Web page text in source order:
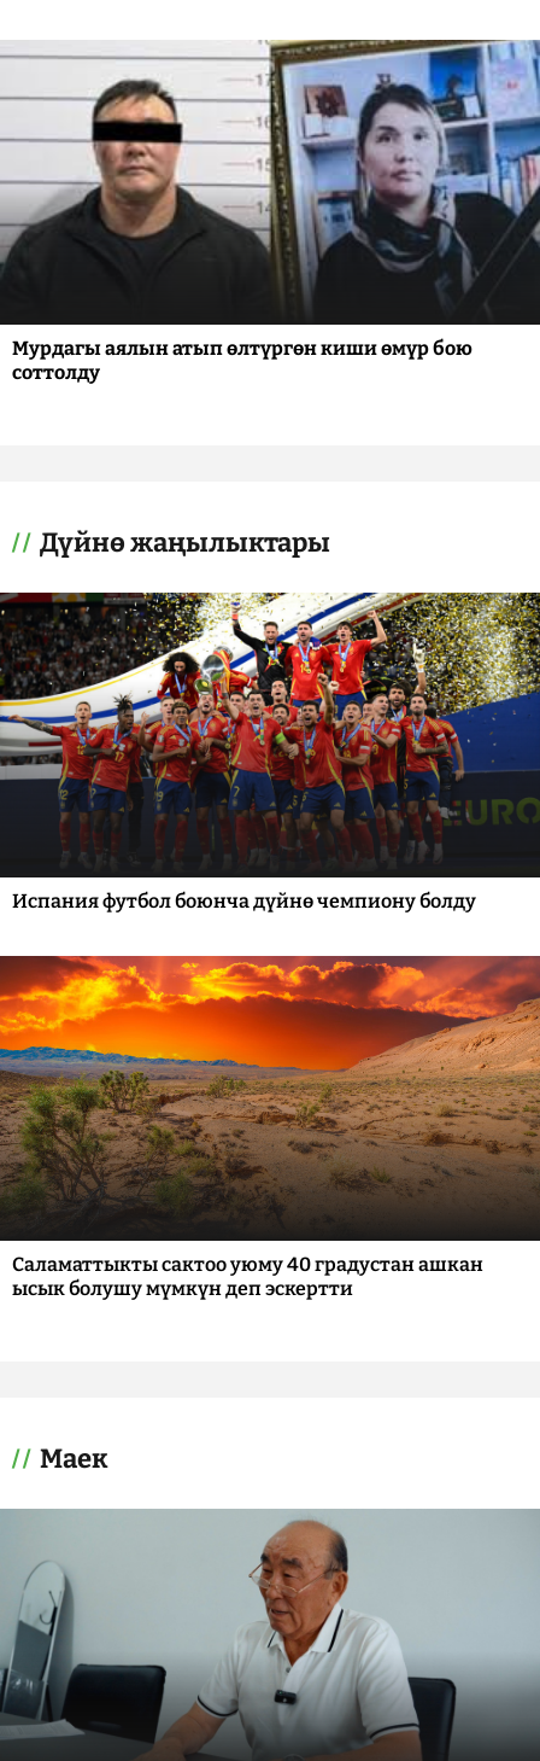
Мурдагы аялын атып өлтүргөн киши өмүр бою
соттолду
Дүйнө жаңылыктары
Испания футбол боюнча дүйнө чемпиону болду
Саламаттыкты сактоо уюму 40 градустан ашкан
ысык болушу мүмкүн деп эскертти
Маек